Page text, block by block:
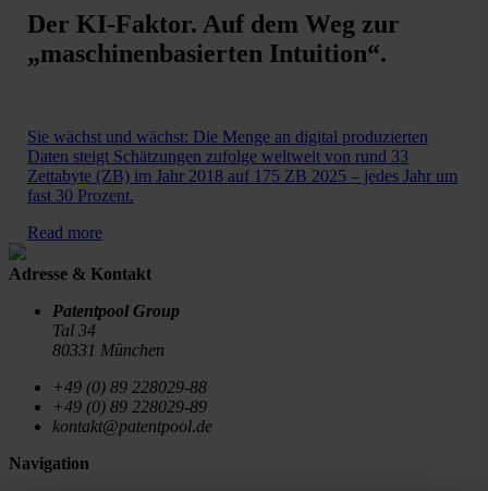
Der KI-Faktor. Auf dem Weg zur
„maschinenbasierten Intuition“.
Sie wächst und wächst: Die Menge an digital produzierten
Daten steigt Schätzungen zufolge weltweit von rund 33
Zettabyte (ZB) im Jahr 2018 auf 175 ZB 2025 – jedes Jahr um
fast 30 Prozent.
Read more
Adresse & Kontakt
Patentpool Group
Tal 34
80331 München
+49 (0) 89 228029-88
+49 (0) 89 228029-89
kontakt@patentpool.de
Navigation